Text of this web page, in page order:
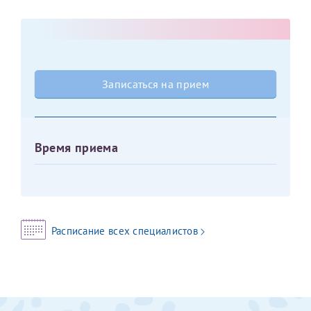
Записаться на прием
Время приема
Расписание всех специалистов
Записаться на прием
Дата рождения*
Фамилия*